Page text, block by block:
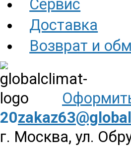
Сервис
Доставка
Возврат и
20
г. Москва, ул.